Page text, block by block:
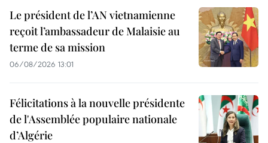
Le président de l’AN vietnamienne
reçoit l’ambassadeur de Malaisie au
terme de sa mission
06/08/2026 13:01
Félicitations à la nouvelle présidente
de l'Assemblée populaire nationale
d’Algérie